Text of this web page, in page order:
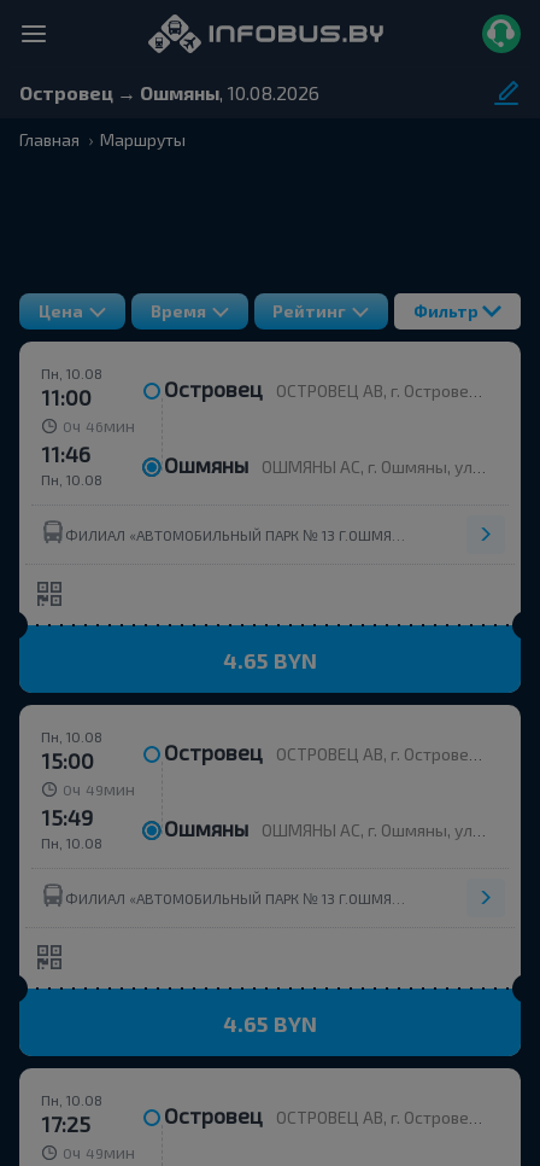
Островец → Ошмяны, 10.08.2026
Главная Маршруты
Цена Время Рейтинг Фильтр
Пн, 10.08
11:00 Островец ОСТРОВЕЦ АВ, г. Островец, ул. Энергетиков, 4
0ч 46 мин
Пн, 10.08
11:46 Ошмяны ОШМЯНЫ АС, г. Ошмяны, ул. Советская, 123
4.65 BYN
Пн, 10.08
15:00 Островец ОСТРОВЕЦ АВ, г. Островец, ул. Энергетиков, 4
0ч 49 мин
Пн, 10.08
15:49 Ошмяны ОШМЯНЫ АС, г. Ошмяны, ул. Советская, 123
4.65 BYN
Пн, 10.08
17:25 Островец ОСТРОВЕЦ АВ, г. Островец, ул. Энергетиков, 4
0ч 49 мин